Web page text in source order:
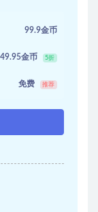
99.9金币
49.95金币 5折
免费 推荐